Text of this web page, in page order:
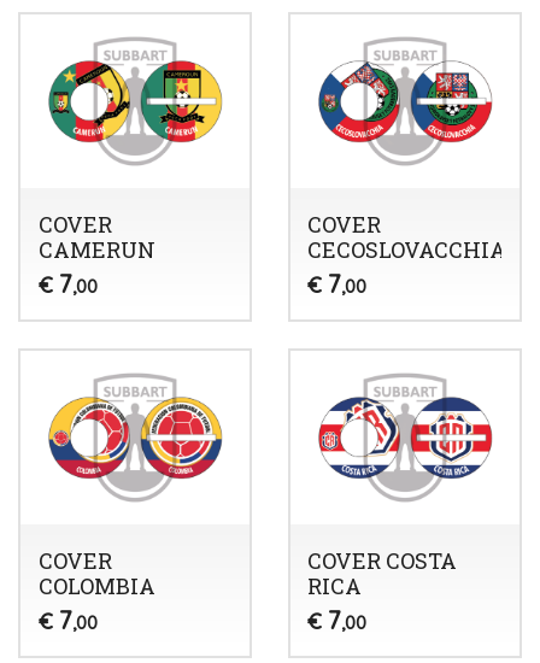
COVER
CAMERUN
€ 7,00
COVER
CECOSLOVACCHIA
€ 7,00
COVER
COLOMBIA
€ 7,00
COVER COSTA
RICA
€ 7,00